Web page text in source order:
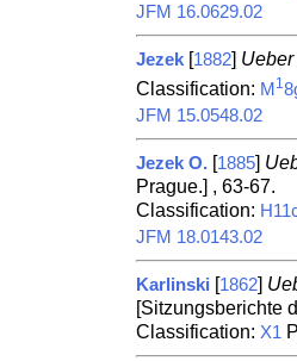
JFM 16.0629.02
Jezek [1882]
Classification: M1
JFM 15.0548.02
Jezek O. [1885]
Prague.] , 63-67.
Classification:
JFM 18.0143.02
Karlinski [1862]
[Sitzungsberichte
Classification: X1